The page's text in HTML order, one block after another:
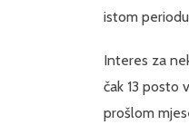
istom
Interes za
čak 13 posto
prošlom